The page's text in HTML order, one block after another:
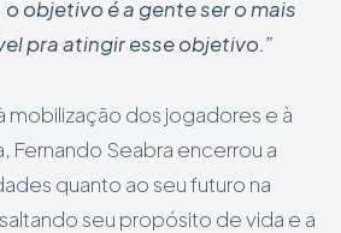
objetivo é a gente ser o mais
pra atingir esse objetivo.”
mobilização dos jogadores e à
Fernando Seabra encerrou a
quanto ao seu futuro na
seu propósito de vida e a